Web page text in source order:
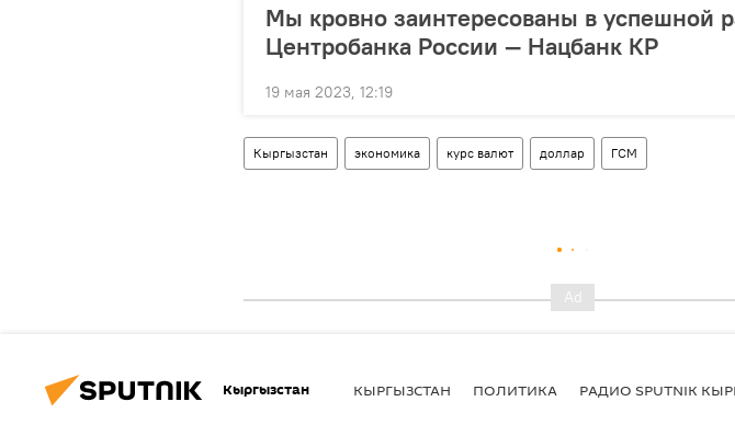
Мы кровно заинтересованы в успешной
Центробанка России — Нацбанк КР
19 мая 2023, 12:19
Кыргызстан экономика курс валют доллар ГСМ
Кыргызстан КЫРГЫЗСТАН ПОЛИТИКА РАДИО SPUTNIK